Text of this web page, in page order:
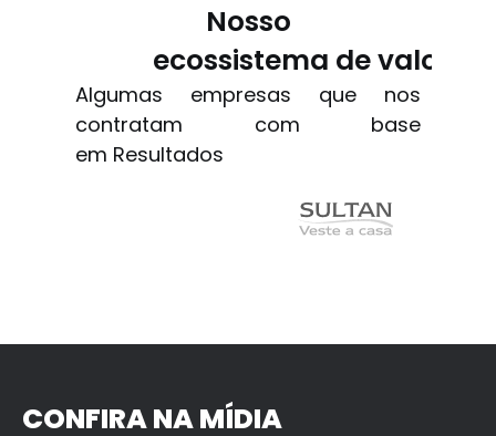
Nosso
ecossistema de valor
Algumas empresas que nos
contratam com base
em Resultados
CONFIRA NA MÍDIA